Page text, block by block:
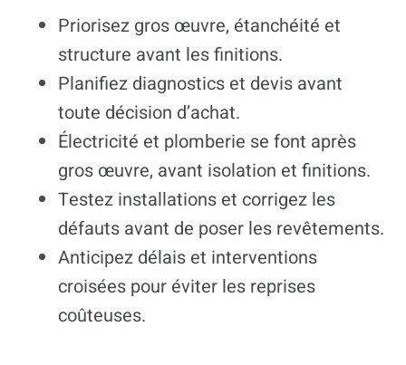
Priorisez gros œuvre, étanchéité et
structure avant les finitions.
Planifiez diagnostics et devis avant
toute décision d’achat.
Électricité et plomberie se font après
gros œuvre, avant isolation et finitions.
Testez installations et corrigez les
défauts avant de poser les revêtements.
Anticipez délais et interventions
croisées pour éviter les reprises
coûteuses.